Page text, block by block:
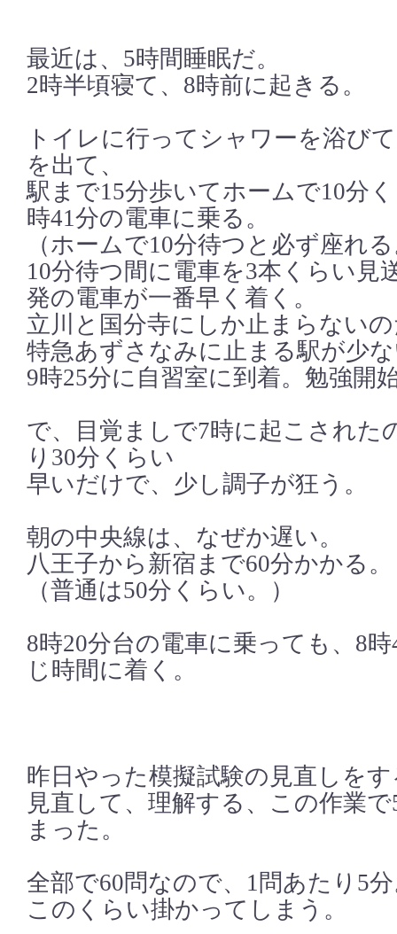
最近は、5時間睡眠だ。
2時半頃寝て、8時前に起きる。
トイレに行ってシャワーを浴び
を出て、
駅まで15分歩いてホームで10分
時41分の電車に乗る。
（ホームで10分待つと必ず座れ
10分待つ間に電車を3本くらい見
発の電車が一番早く着く。
立川と国分寺にしか止まらない
特急あずさなみに止まる駅が少
9時25分に自習室に到着。勉強開
で、目覚ましで7時に起こされた
り30分くらい
早いだけで、少し調子が狂う。
朝の中央線は、なぜか遅い。
八王子から新宿まで60分かかる。
（普通は50分くらい。）
8時20分台の電車に乗っても、8
じ時間に着く。
昨日やった模擬試験の見直しを
見直して、理解する、この作業
まった。
全部で60問なので、1問あたり5
このくらい掛かってしまう。